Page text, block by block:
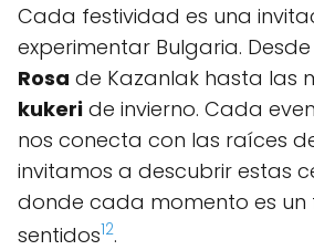
Cada festividad es una
experimentar Bulgaria. Desde
Rosa de Kazanlak hasta las
kukeri de invierno. Cada
nos conecta con las raíces
invitamos a descubrir estas
donde cada momento es un
sentidos12.